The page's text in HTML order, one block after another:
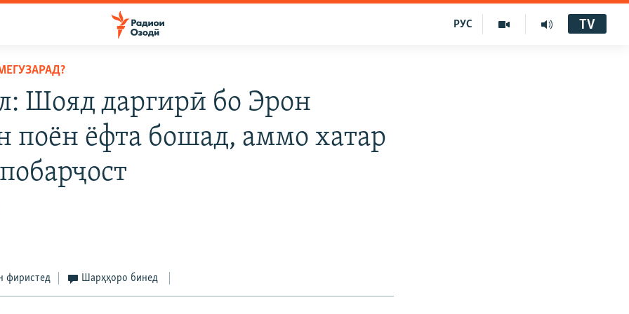
РУС TV
Шояд даргирӣ бо Эрон
поён ёфта бошад, аммо хатар
фиристед Шарҳҳоро бинед